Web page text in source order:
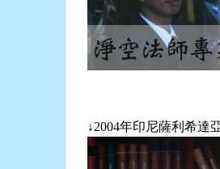
↓2004年印尼薩利希達